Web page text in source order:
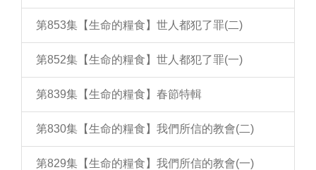
第853集【生命的糧食】世人都犯了罪(二)
第852集【生命的糧食】世人都犯了罪(一)
第839集【生命的糧食】春節特輯
第830集【生命的糧食】我們所信的教會(二)
第829集【生命的糧食】我們所信的教會(一)